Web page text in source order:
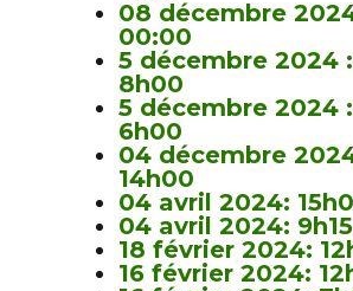
08 décembre
00:00
5 décembre 2024 :
8h00
5 décembre 2024 :
6h00
04 décembre
14h00
04 avril 2024:
04 avril 2024: 9h15
18 février 2024:
16 février 2024: